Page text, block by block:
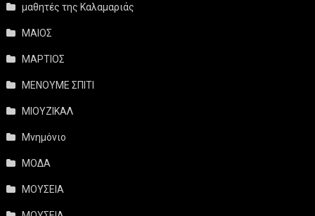
μαθητές της Καλαμαριάς
ΜΑΙΟΣ
ΜΑΡΤΙΟΣ
ΜΕΝΟΥΜΕ ΣΠΙΤΙ
ΜΙΟΥΖΙΚΑΛ
Μνημόνιο
ΜΟΔΑ
ΜΟΥΣΕΙΑ